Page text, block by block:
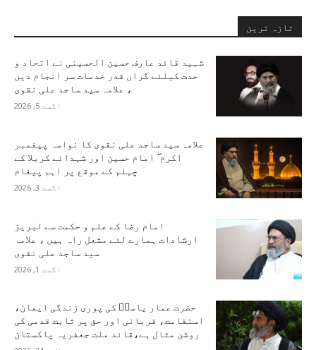
تازہ ترین
شہید قائد عارف حسین الحسینی نے اتحاد و
حدت کیلئے گراں قدر خدمات سر انجام دیں
، علامہ سید ساجد علی نقوی
اگست 5, 2026
علامہ سید ساجد علی نقوی کا نواسہ پیغمبر
اکرم ۖ امام حسین اور شہدائے کربلا کے
چہلم کے موقع پر اہم پیغام
اگست 3, 2026
امام رضا کے علم و حکمت سے لبریز
ارشادات ہمارے لئے مشعل راہ ہیں ، علامہ
سید ساجد علی نقوی
اگست 1, 2026
حضرت عمار یاسرؑ کی پوری زندگی ایمان،
استقامت، قربانی اور حق پر ثابت قدمی کی
روشن مثال ہے،قائد ملت جعفریہ پاکستان